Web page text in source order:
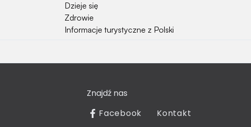
Dzieje się
Zdrowie
Informacje turystyczne z Polski
Natura i Hobby
Rośliny
Technologia
Znajdź nas
Facebook
Kontakt